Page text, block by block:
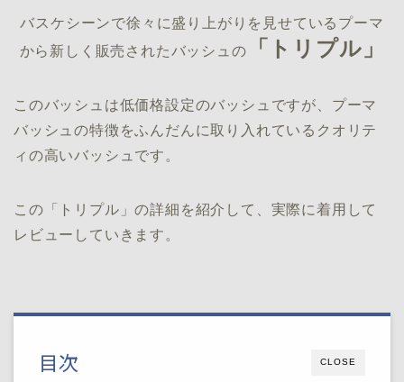
バスケシーンで徐々に盛り上がりを見せているプーマ
から新しく販売されたバッシュの
「トリプル」
このバッシュは低価格設定のバッシュですが、プーマ
バッシュの特徴をふんだんに取り入れているクオリテ
ィの高いバッシュです。
この「トリプル」の詳細を紹介して、実際に着用して
レビューしていきます。
CLOSE
目次